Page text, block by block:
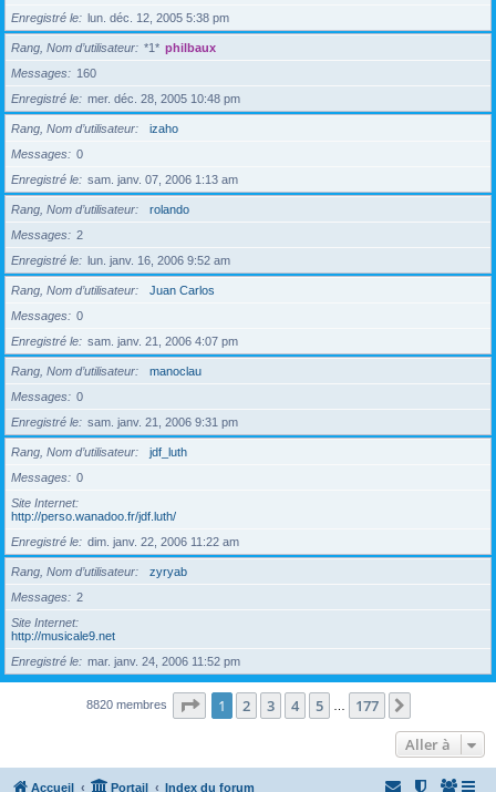
Enregistré le
lun. déc. 12, 2005 5:38 pm
Rang, Nom d’utilisateur *1* philbaux
Messages
160
Enregistré le
mer. déc. 28, 2005 10:48 pm
Rang, Nom d’utilisateur
izaho
Messages
0
Enregistré le
sam. janv. 07, 2006 1:13 am
Rang, Nom d’utilisateur
rolando
Messages
2
Enregistré le
lun. janv. 16, 2006 9:52 am
Rang, Nom d’utilisateur
Juan Carlos
Messages
0
Enregistré le
sam. janv. 21, 2006 4:07 pm
Rang, Nom d’utilisateur
manoclau
Messages
0
Enregistré le
sam. janv. 21, 2006 9:31 pm
Rang, Nom d’utilisateur
jdf_luth
Messages
0
Site Internet
http://perso.wanadoo.fr/jdf.luth/
Enregistré le
dim. janv. 22, 2006 11:22 am
Rang, Nom d’utilisateur
zyryab
Messages
2
Site Internet
http://musicale9.net
Enregistré le
mar. janv. 24, 2006 11:52 pm
8820 membres Page 1sur177
1 2 3 4 5 177
Aller à
Accueil Portail Index du forum